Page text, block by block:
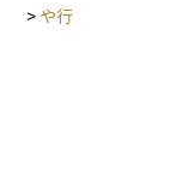
> や行